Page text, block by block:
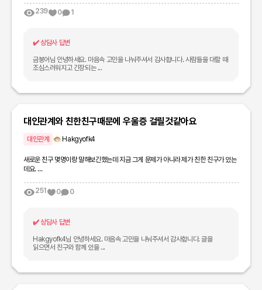
239 0 1
✔️상담사 답변
금붕어님 안녕하세요. 마음속 고민을 나눠주셔서 감사합니다. 사람들을 대할 때
조심스러워지고 긴장되는 ...
대인관계와 친한친구때문에 우울증 걸릴것같아요
대인관계 Hakgyofk4
새로운 친구 몇명이랑 말해보긴했는데 지금 그게 문제가 아니라 제가 친한 친구가 있는
데요. ...
251 0 0
✔️상담사 답변
Hakgyofk4님 안녕하세요. 마음속 고민을 나눠주셔서 감사합니다. 글을
읽으면서 친구와 함께 있을 ...